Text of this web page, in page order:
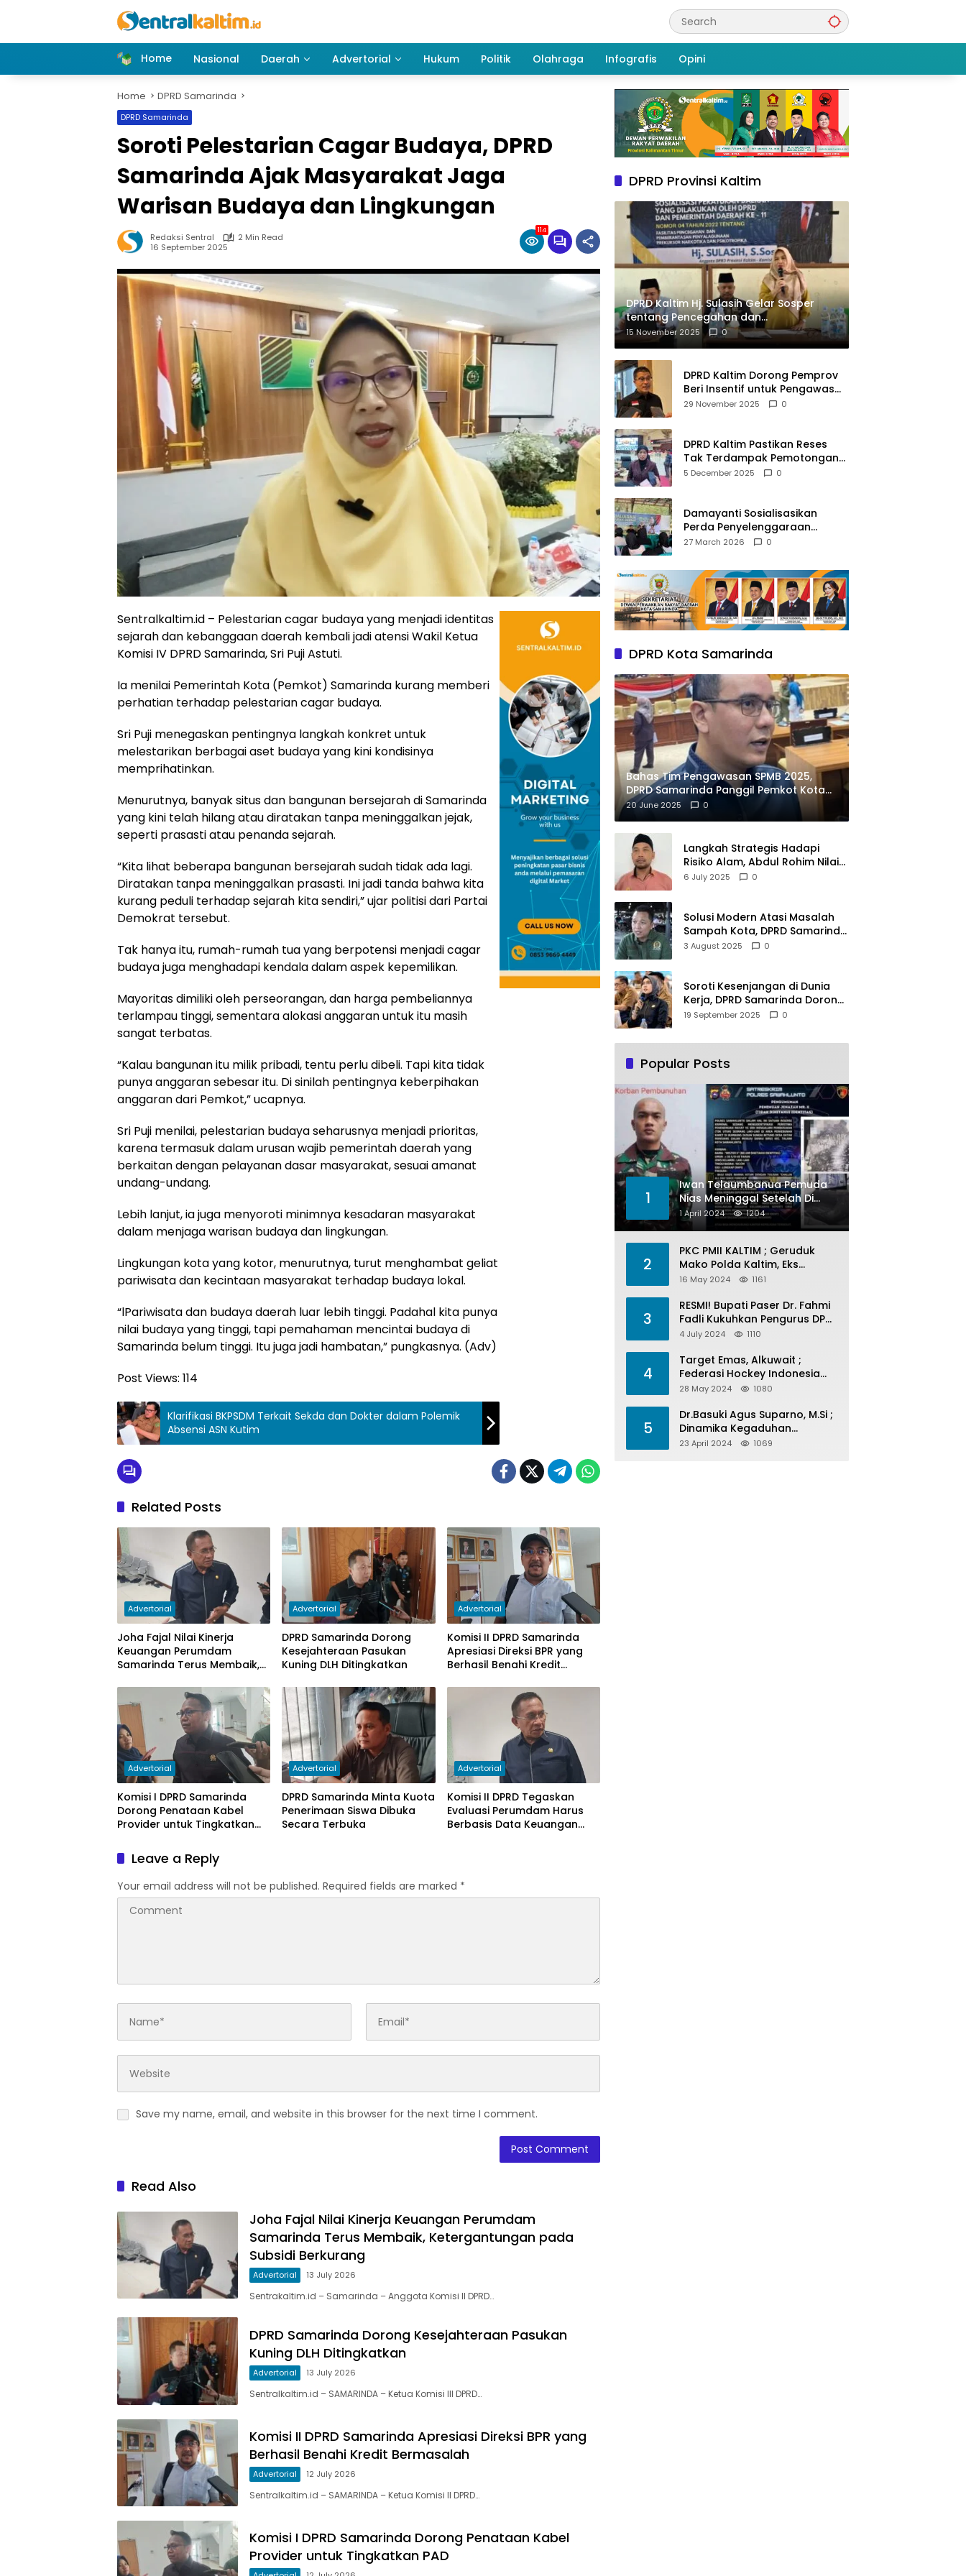
Home
Nasional Daerah Advertorial Hukum Politik Olahraga Infografis Opini
Home DPRD Samarinda
DPRD Samarinda
Soroti Pelestarian Cagar Budaya, DPRD
Samarinda Ajak Masyarakat Jaga
Warisan Budaya dan Lingkungan
Redaksi Sentral
2 Min Read
16 September 2025
114
Sentralkaltim.id – Pelestarian cagar budaya yang menjadi identitas
sejarah dan kebanggaan daerah kembali jadi atensi Wakil Ketua
Komisi IV DPRD Samarinda, Sri Puji Astuti.
Ia menilai Pemerintah Kota (Pemkot) Samarinda kurang memberi
perhatian terhadap pelestarian cagar budaya.
Sri Puji menegaskan pentingnya langkah konkret untuk
melestarikan berbagai aset budaya yang kini kondisinya
memprihatinkan.
Menurutnya, banyak situs dan bangunan bersejarah di Samarinda
yang kini telah hilang atau diratakan tanpa meninggalkan jejak,
seperti prasasti atau penanda sejarah.
“Kita lihat beberapa bangunan bersejarah sudah tidak ada lagi.
Diratakan tanpa meninggalkan prasasti. Ini jadi tanda bahwa kita
kurang peduli terhadap sejarah kita sendiri,” ujar politisi dari Partai
Demokrat tersebut.
Tak hanya itu, rumah-rumah tua yang berpotensi menjadi cagar
budaya juga menghadapi kendala dalam aspek kepemilikan.
Mayoritas dimiliki oleh perseorangan, dan harga pembeliannya
terlampau tinggi, sementara alokasi anggaran untuk itu masih
sangat terbatas.
“Kalau bangunan itu milik pribadi, tentu perlu dibeli. Tapi kita tidak
punya anggaran sebesar itu. Di sinilah pentingnya keberpihakan
anggaran dari Pemkot,” ucapnya.
Sri Puji menilai, pelestarian budaya seharusnya menjadi prioritas,
karena termasuk dalam urusan wajib pemerintah daerah yang
berkaitan dengan pelayanan dasar masyarakat, sesuai amanat
undang-undang.
Lebih lanjut, ia juga menyoroti minimnya kesadaran masyarakat
dalam menjaga warisan budaya dan lingkungan.
Lingkungan kota yang kotor, menurutnya, turut menghambat geliat
pariwisata dan kecintaan masyarakat terhadap budaya lokal.
“lPariwisata dan budaya daerah luar lebih tinggi. Padahal kita punya
nilai budaya yang tinggi, tapi pemahaman mencintai budaya di
Samarinda belum tinggi. Itu juga jadi hambatan,” pungkasnya. (Adv)
Post Views: 114
Klarifikasi BKPSDM Terkait Sekda dan Dokter dalam Polemik
Absensi ASN Kutim
Related Posts
Advertorial
Joha Fajal Nilai Kinerja
Keuangan Perumdam
Samarinda Terus Membaik,
Subsidi Berkurang
Advertorial
DPRD Samarinda Dorong
Kesejahteraan Pasukan
Kuning DLH Ditingkatkan
Advertorial
Komisi II DPRD Samarinda
Apresiasi Direksi BPR yang
Berhasil Benahi Kredit
Advertorial
Komisi I DPRD Samarinda
Dorong Penataan Kabel
Provider untuk Tingkatkan
Advertorial
DPRD Samarinda Minta Kuota
Penerimaan Siswa Dibuka
Secara Terbuka
Advertorial
Komisi II DPRD Tegaskan
Evaluasi Perumdam Harus
Berbasis Data Keuangan
Leave a Reply
Your email address will not be published. Required fields are marked *
Save my name, email, and website in this browser for the next time I comment.
Read Also
Joha Fajal Nilai Kinerja Keuangan Perumdam
Samarinda Terus Membaik, Ketergantungan pada
Subsidi Berkurang
Advertorial 13 July 2026
Sentrakaltim.id – Samarinda – Anggota Komisi II DPRD…
DPRD Samarinda Dorong Kesejahteraan Pasukan
Kuning DLH Ditingkatkan
Advertorial 13 July 2026
Sentralkaltim.id – SAMARINDA – Ketua Komisi III DPRD…
Komisi II DPRD Samarinda Apresiasi Direksi BPR yang
Berhasil Benahi Kredit Bermasalah
Advertorial 12 July 2026
Sentralkaltim.id – SAMARINDA – Ketua Komisi II DPRD…
Komisi I DPRD Samarinda Dorong Penataan Kabel
Provider untuk Tingkatkan PAD
DPRD Provinsi Kaltim
DPRD Kaltim Hj. Sulasih Gelar Sosper
tentang Pencegahan dan
Pemberantasan NAPZA
15 November 2025 0
DPRD Kaltim Dorong Pemprov
Beri Insentif untuk Pengawas
Madrasah dan Pendidikan
29 November 2025 0
DPRD Kaltim Pastikan Reses
Tak Terdampak Pemotongan
Transfer Dana Pusat
5 December 2025 0
Damayanti Sosialisasikan
Perda Penyelenggaraan
Pendidikan Pancasila dan
27 March 2026 0
DPRD Kota Samarinda
Bahas Tim Pengawasan SPMB 2025,
DPRD Samarinda Panggil Pemkot Kota
Tepian
20 June 2025 0
Langkah Strategis Hadapi
Risiko Alam, Abdul Rohim Nilai
Samarinda Siap Jadi Pusat
6 July 2025 0
Solusi Modern Atasi Masalah
Sampah Kota, DPRD Samarinda
Dukung Penuh Proyek PLTSA
3 August 2025 0
Soroti Kesenjangan di Dunia
Kerja, DPRD Samarinda Dorong
Pemkot Gencarkan
19 September 2025 0
Popular Posts
1
Iwan Telaumbanua Pemuda
Nias Meninggal Setelah Di
Habisi Oknum TNI AL
1 April 2024 1204
2
PKC PMII KALTIM ; Geruduk
Mako Polda Kaltim, Eks
Lubang Tambang Banyak
16 May 2024 1161
3
RESMI! Bupati Paser Dr. Fahmi
Fadli Kukuhkan Pengurus DPP
LAP 2024-2029
4 July 2024 1110
4
Target Emas, Alkuwait ;
Federasi Hockey Indonesia
Kota Balikpapan Siap Menjadi
28 May 2024 1080
5
Dr.Basuki Agus Suparno, M.Si ;
Dinamika Kegaduhan
Komunikasi Politik Jelang
23 April 2024 1069